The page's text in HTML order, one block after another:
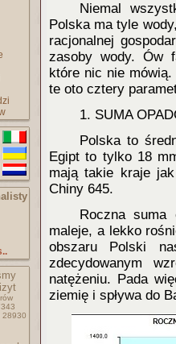
28930
Niemal
Polska ma tyle
racjonalnej
zasoby wody. Ów
które nic nie
te oto cztery
1. SUMA
Polska to
Egipt to tylko 18
mają takie kraje
Chiny 645.
Roczna
maleje, a lekko
obszaru Polski
zdecydowanym
natężeniu. Pada
ziemię i spływa do